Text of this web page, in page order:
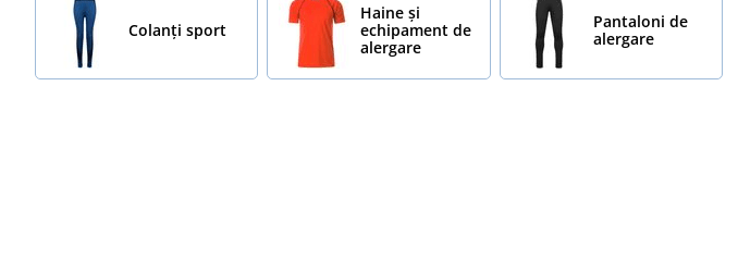
Colanți sport
Haine și
echipament de
alergare
Pantaloni de
alergare